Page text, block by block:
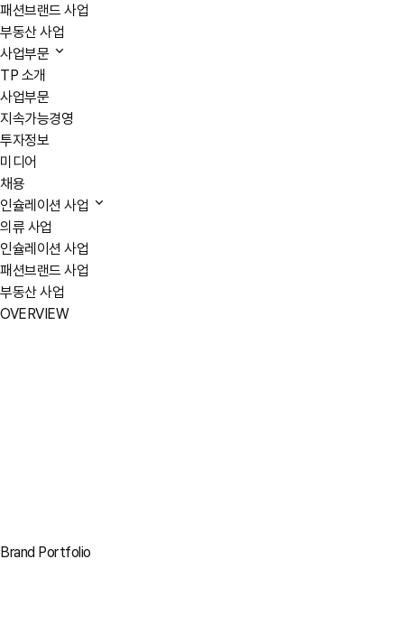
패션브랜드 사업
부동산 사업
사업부문
TP 소개
사업부문
지속가능경영
투자정보
미디어
채용
인슐레이션 사업
의류 사업
인슐레이션 사업
패션브랜드 사업
부동산 사업
OVERVIEW
Brand Portfolio